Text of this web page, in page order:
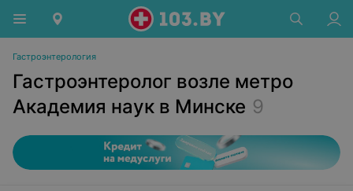
Гастроэнтерология
Гастроэнтеролог возле метро
Академия наук в Минске 9